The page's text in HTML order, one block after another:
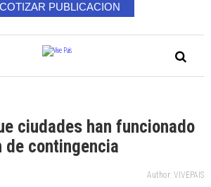
COTIZAR PUBLICACION
ciudades han funcionado
de contingencia
Author: VIVEPAIS